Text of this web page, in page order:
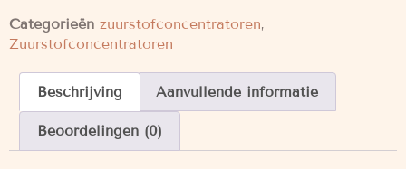
Categorieën zuurstofconcentratoren,
Zuurstofconcentratoren
Beschrijving Aanvullende informatie
Beoordelingen (0)